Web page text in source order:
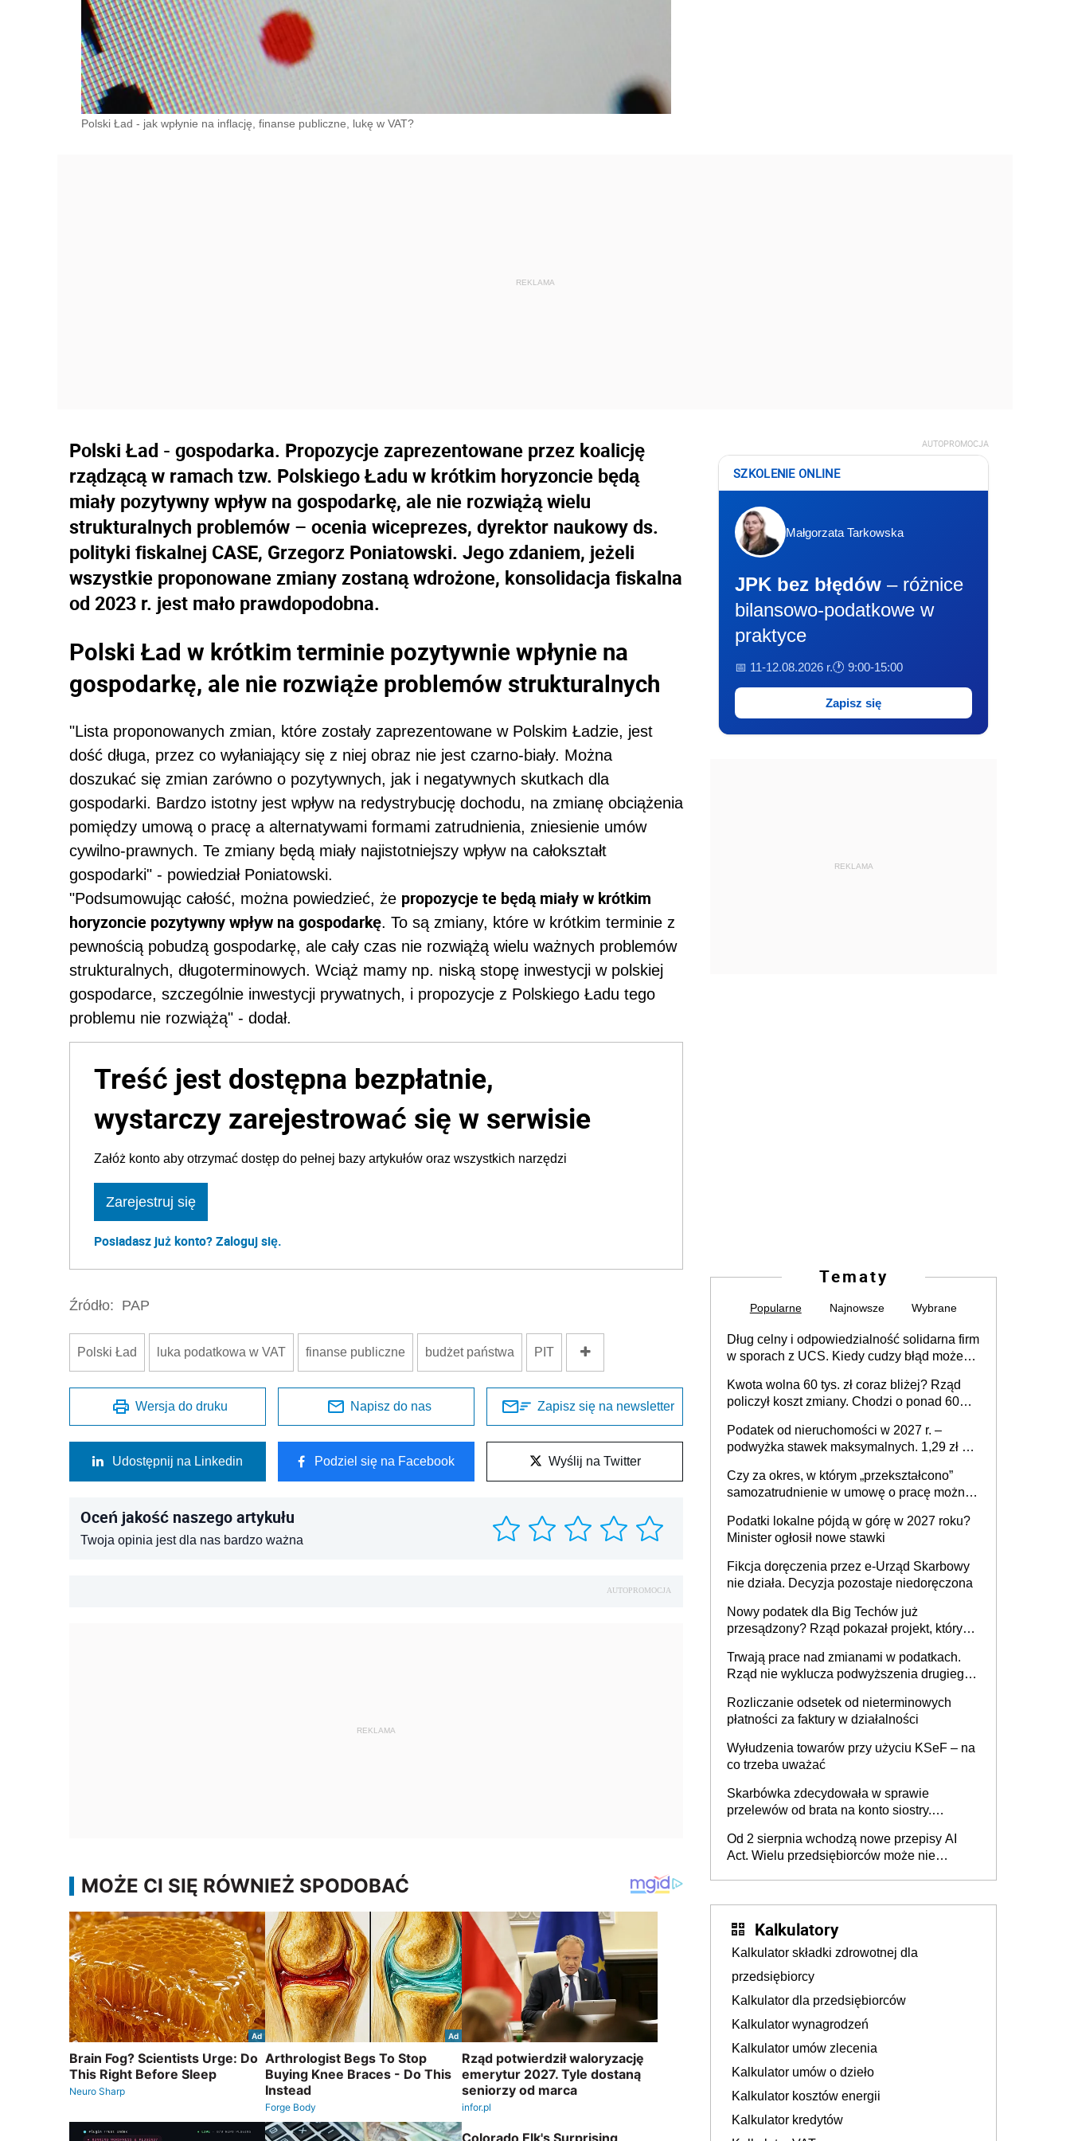
Polski Ład - jak wpłynie na inflację, finanse publiczne, lukę w VAT?
Polski Ład - gospodarka. Propozycje zaprezentowane przez koalicję
rządzącą w ramach tzw. Polskiego Ładu w krótkim horyzoncie będą
miały pozytywny wpływ na gospodarkę, ale nie rozwiążą wielu
strukturalnych problemów – ocenia wiceprezes, dyrektor naukowy ds.
polityki fiskalnej CASE, Grzegorz Poniatowski. Jego zdaniem, jeżeli
wszystkie proponowane zmiany zostaną wdrożone, konsolidacja fiskalna
od 2023 r. jest mało prawdopodobna.
Polski Ład w krótkim terminie pozytywnie wpłynie na
gospodarkę, ale nie rozwiąże problemów strukturalnych
"Lista proponowanych zmian, które zostały zaprezentowane w Polskim Ładzie, jest
dość długa, przez co wyłaniający się z niej obraz nie jest czarno-biały. Można
doszukać się zmian zarówno o pozytywnych, jak i negatywnych skutkach dla
gospodarki. Bardzo istotny jest wpływ na redystrybucję dochodu, na zmianę obciążenia
pomiędzy umową o pracę a alternatywami formami zatrudnienia, zniesienie umów
cywilno-prawnych. Te zmiany będą miały najistotniejszy wpływ na całokształt
gospodarki" - powiedział Poniatowski.
"Podsumowując całość, można powiedzieć, że propozycje te będą miały w krótkim
horyzoncie pozytywny wpływ na gospodarkę. To są zmiany, które w krótkim terminie z
pewnością pobudzą gospodarkę, ale cały czas nie rozwiążą wielu ważnych problemów
strukturalnych, długoterminowych. Wciąż mamy np. niską stopę inwestycji w polskiej
gospodarce, szczególnie inwestycji prywatnych, i propozycje z Polskiego Ładu tego
problemu nie rozwiążą" - dodał.
Treść jest dostępna bezpłatnie,
wystarczy zarejestrować się w serwisie
Załóż konto aby otrzymać dostęp do pełnej bazy artykułów oraz wszystkich narzędzi
Zarejestruj się
Posiadasz już konto? Zaloguj się.
Źródło: PAP
Polski Ład luka podatkowa w VAT finanse publiczne budżet państwa PIT
Wersja do druku Napisz do nas Zapisz się na newsletter
Udostępnij na Linkedin Podziel się na Facebook Wyślij na Twitter
Oceń jakość naszego artykułu
Twoja opinia jest dla nas bardzo ważna
AUTOPROMOCJA
REKLAMA
AUTOPROMOCJA
SZKOLENIE ONLINE
Małgorzata Tarkowska
JPK bez błędów – różnice
bilansowo-podatkowe w
praktyce
📅 11-12.08.2026 r.🕐 9:00-15:00
Zapisz się
REKLAMA
Tematy
Popularne Najnowsze Wybrane
Dług celny i odpowiedzialność solidarna firm
w sporach z UCS. Kiedy cudzy błąd może
Kwota wolna 60 tys. zł coraz bliżej? Rząd
policzył koszt zmiany. Chodzi o ponad 60
Podatek od nieruchomości w 2027 r. –
podwyżka stawek maksymalnych. 1,29 zł za
budynków i lokali związanych z
prowadzeniem działalności gospodarczej
Czy za okres, w którym „przekształcono”
samozatrudnienie w umowę o pracę można
umowy cywilnoprawnej jedynym
racjonalnym wyjściem
Podatki lokalne pójdą w górę w 2027 roku?
Minister ogłosił nowe stawki
Fikcja doręczenia przez e-Urząd Skarbowy
nie działa. Decyzja pozostaje niedoręczona
Nowy podatek dla Big Techów już
przesądzony? Rząd pokazał projekt, który
Trwają prace nad zmianami w podatkach.
Rząd nie wyklucza podwyższenia drugiego
Rozliczanie odsetek od nieterminowych
płatności za faktury w działalności
Wyłudzenia towarów przy użyciu KSeF – na
co trzeba uważać
Skarbówka zdecydowała w sprawie
przelewów od brata na konto siostry.
darowizna, ale podatku jednak nie będzie
Od 2 sierpnia wchodzą nowe przepisy AI
Act. Wielu przedsiębiorców może nie
Kalkulatory
Kalkulator składki zdrowotnej dla
przedsiębiorcy
Kalkulator dla przedsiębiorców
Kalkulator wynagrodzeń
Kalkulator umów zlecenia
Kalkulator umów o dzieło
Kalkulator kosztów energii
Kalkulator kredytów